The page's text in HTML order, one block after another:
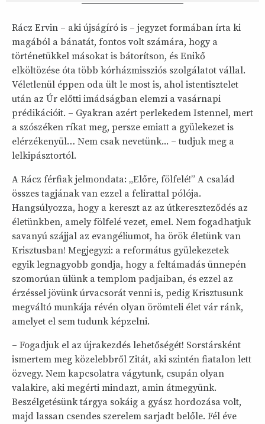
Rácz Ervin – aki újságíró is – jegyzet formában írta ki
magából a bánatát, fontos volt számára, hogy a
történetükkel másokat is bátorítson, és Enikő
elköltözése óta több kórházmissziós szolgálatot vállal.
Véletlenül éppen oda ült le most is, ahol istentisztelet
után az Úr előtti imádságban elemzi a vasárnapi
prédikációit. – Gyakran azért perlekedem Istennel, mert
a szószéken ríkat meg, persze emiatt a gyülekezet is
elérzékenyül… Nem csak nevetünk... – tudjuk meg a
lelkipásztortól.
A Rácz férfiak jelmondata: „Előre, fölfelé!” A család
összes tagjának van ezzel a felirattal pólója.
Hangsúlyozza, hogy a kereszt az az útkereszteződés az
életünkben, amely fölfelé vezet, emel. Nem fogadhatjuk
savanyú szájjal az evangéliumot, ha örök életünk van
Krisztusban! Megjegyzi: a református gyülekezetek
egyik legnagyobb gondja, hogy a feltámadás ünnepén
szomorúan ülünk a templom padjaiban, és ezzel az
érzéssel jövünk úrvacsorát venni is, pedig Krisztusunk
megváltó munkája révén olyan örömteli élet vár ránk,
amelyet el sem tudunk képzelni.
– Fogadjuk el az újrakezdés lehetőségét! Sorstársként
ismertem meg közelebbről Zitát, aki szintén fiatalon lett
özvegy. Nem kapcsolatra vágytunk, csupán olyan
valakire, aki megérti mindazt, amin átmegyünk.
Beszélgetésünk tárgya sokáig a gyász hordozása volt,
majd lassan csendes szerelem sarjadt belőle. Fél éve